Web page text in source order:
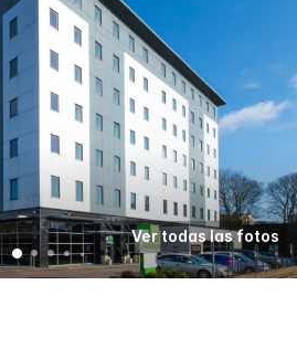
Ver todas las fotos